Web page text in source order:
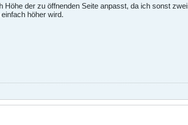
der zu öffnenden Seite anpasst, da ich sonst
höher wird.